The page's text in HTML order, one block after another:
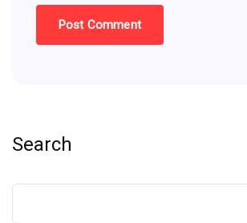
Search